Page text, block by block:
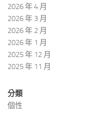
2026 年 4 月
2026 年 3 月
2026 年 2 月
2026 年 1 月
2025 年 12 月
2025 年 11 月
分類
個性